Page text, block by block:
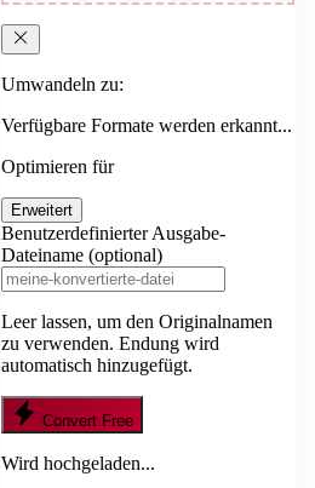
Umwandeln zu:
Verfügbare Formate werden erkannt...
Optimieren für
Erweitert
Benutzerdefinierter Ausgabe-
Dateiname (optional)
Leer lassen, um den Originalnamen
zu verwenden. Endung wird
automatisch hinzugefügt.
Convert Free
Wird hochgeladen...